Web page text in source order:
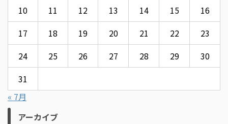
10
11 12 13 14 15
16
17
18 19 20 21 22
23
24
25 26 27 28 29
30
31
« 7月
アーカイブ